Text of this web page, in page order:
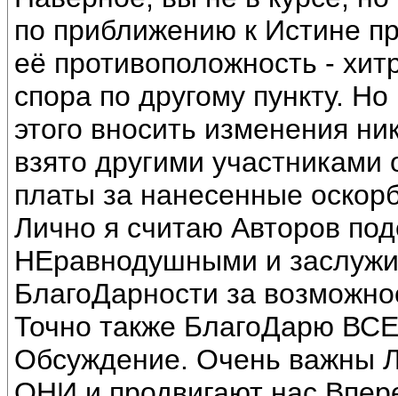
по приближению к Истине
её противоположность -
спора по другому пункту.
этого вносить изменения
взято другими
платы за нанесенные
Лично я считаю Авторов
НЕравнодушными и
БлагоДарности за
Точно также БлагоДарю
Обсуждение. Очень важны